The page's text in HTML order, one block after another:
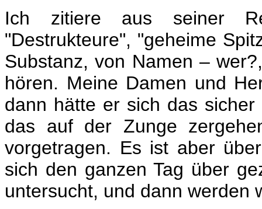
Ich zitiere aus seiner
"Destrukteure", "geheime
Substanz, von Namen –
hören. Meine Damen und
dann hätte er sich das
das auf der Zunge
vorgetragen. Es ist aber
sich den ganzen Tag über
untersucht, und dann werden